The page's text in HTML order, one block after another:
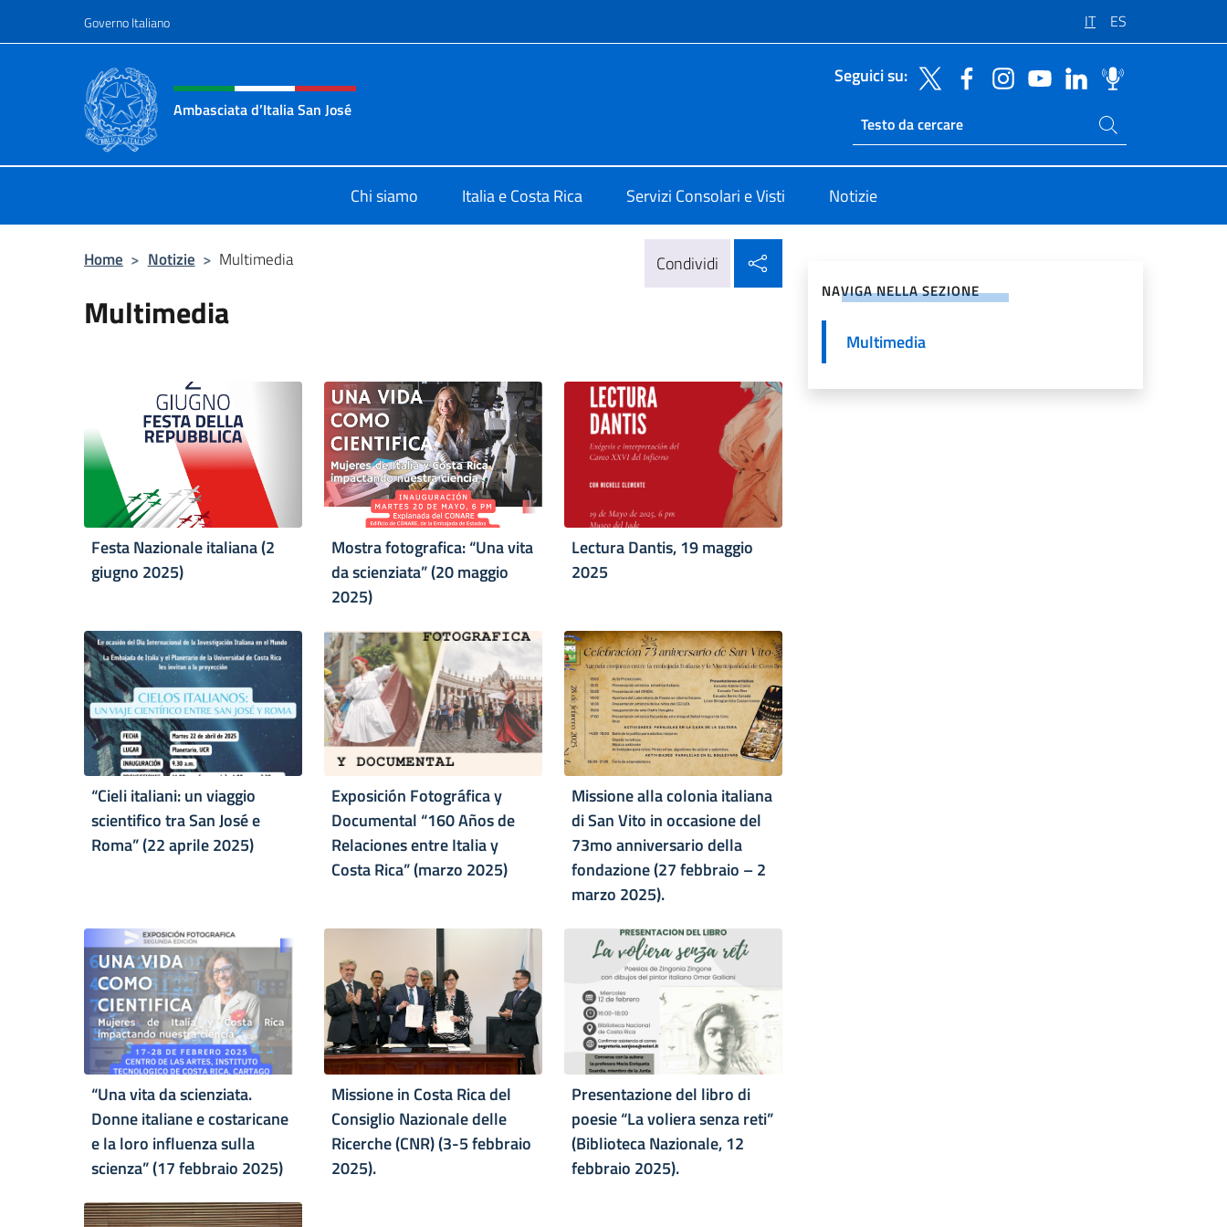
Governo Italiano IT ES
Intestazione sito, social e menù
Ambasciata d’Italia San José
Seguici su:
Ricerca sito live
Cerca nel sito
Chi siamo Italia e Costa Rica Servizi Consolari e Visti Notizie
Home > Notizie > Multimedia Condividi
Multimedia
Festa Nazionale italiana (2
giugno 2025)
Mostra fotografica: “Una vita
da scienziata” (20 maggio
2025)
Lectura Dantis, 19 maggio
2025
“Cieli italiani: un viaggio
scientifico tra San José e
Roma” (22 aprile 2025)
Exposición Fotográfica y
Documental “160 Años de
Relaciones entre Italia y
Costa Rica” (marzo 2025)
Missione alla colonia italiana
di San Vito in occasione del
73mo anniversario della
fondazione (27 febbraio – 2
marzo 2025).
“Una vita da scienziata.
Donne italiane e costaricane
e la loro influenza sulla
scienza” (17 febbraio 2025)
Missione in Costa Rica del
Consiglio Nazionale delle
Ricerche (CNR) (3-5 febbraio
2025).
Presentazione del libro di
poesie “La voliera senza reti”
(Biblioteca Nazionale, 12
febbraio 2025).
NAVIGA NELLA SEZIONE
Multimedia